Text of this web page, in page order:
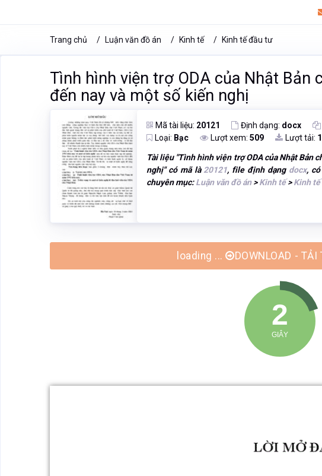
Trang chủ Luận văn đồ án Kinh tế Kinh tế đầu tư
Tình hình viện trợ ODA của Nhật Bản
đến nay và một số kiến nghị
Mã tài liệu: 20121 Định dạng: docx
Loại: Bạc Lượt xem:509 Lượt tải:
Tài liệu "Tình hình viện trợ ODA của Nhật Bản
nghị" có mã là 20121, file định dạng docx, có
chuyên mục:Luận văn đồ án>Kinh tế>Kinh
loading ... DOWNLOAD - TẢI